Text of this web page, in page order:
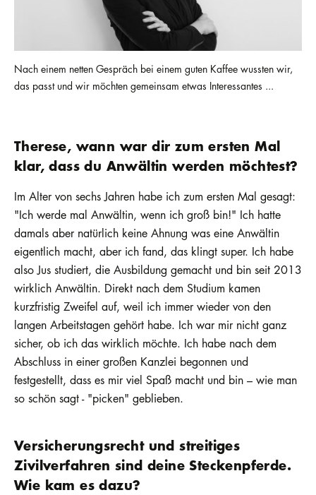
Nach einem netten Gespräch bei einem guten Kaffee wussten wir,
das passt und wir möchten gemeinsam etwas Interessantes ...
Therese, wann war dir zum ersten Mal
klar, dass du Anwältin werden möchtest?
Im Alter von sechs Jahren habe ich zum ersten Mal gesagt:
"Ich werde mal Anwältin, wenn ich groß bin!" Ich hatte
damals aber natürlich keine Ahnung was eine Anwältin
eigentlich macht, aber ich fand, das klingt super. Ich habe
also Jus studiert, die Ausbildung gemacht und bin seit 2013
wirklich Anwältin. Direkt nach dem Studium kamen
kurzfristig Zweifel auf, weil ich immer wieder von den
langen Arbeitstagen gehört habe. Ich war mir nicht ganz
sicher, ob ich das wirklich möchte. Ich habe nach dem
Abschluss in einer großen Kanzlei begonnen und
festgestellt, dass es mir viel Spaß macht und bin – wie man
so schön sagt - "picken" geblieben.
Versicherungsrecht und streitiges
Zivilverfahren sind deine Steckenpferde.
Wie kam es dazu?